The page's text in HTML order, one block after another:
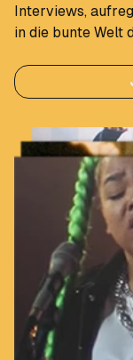
Interviews,
in die bunte Welt